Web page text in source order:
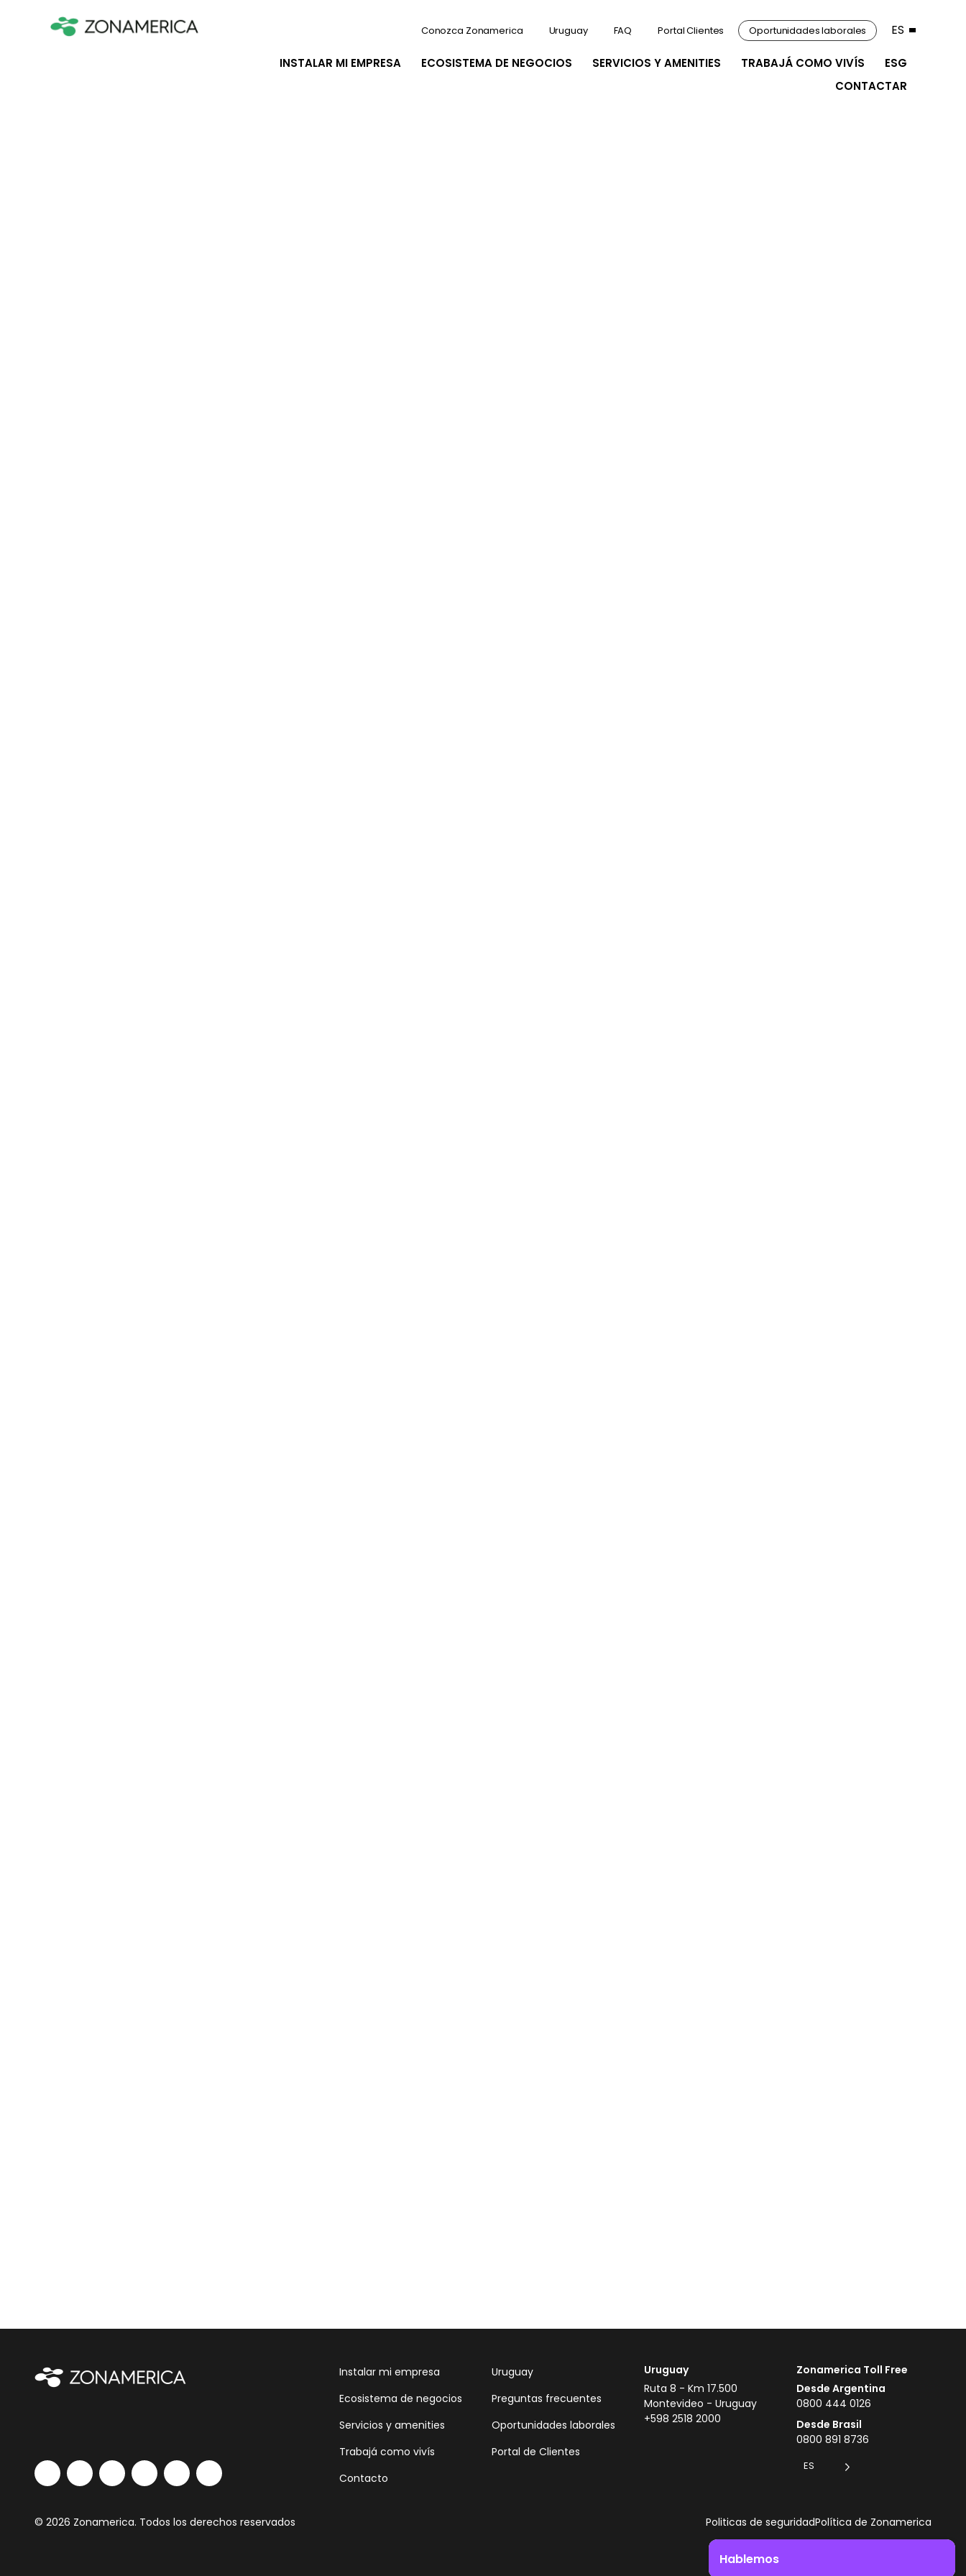
INSTALAR MI EMPRESA ECOSISTEMA DE NEGOCIOS SERVICIOS Y AMENITIES TRABAJÁ COMO VIVÍS
ESG
CONTACTAR
Conozca Zonamerica Uruguay FAQ Portal Clientes Oportunidades laborales ES
Instalar mi empresa
Ecosistema de negocios
Servicios y amenities
Trabajá como vivís
Contacto
Uruguay
Preguntas frecuentes
Oportunidades laborales
Portal de Clientes
Uruguay
Ruta 8 - Km 17.500
Montevideo - Uruguay
+598 2518 2000
Zonamerica Toll Free
Desde Argentina
0800 444 0126
Desde Brasil
0800 891 8736
ES
© 2026 Zonamerica. Todos los derechos reservados Politicas de seguridadPolítica de Zonamerica
Hablemos